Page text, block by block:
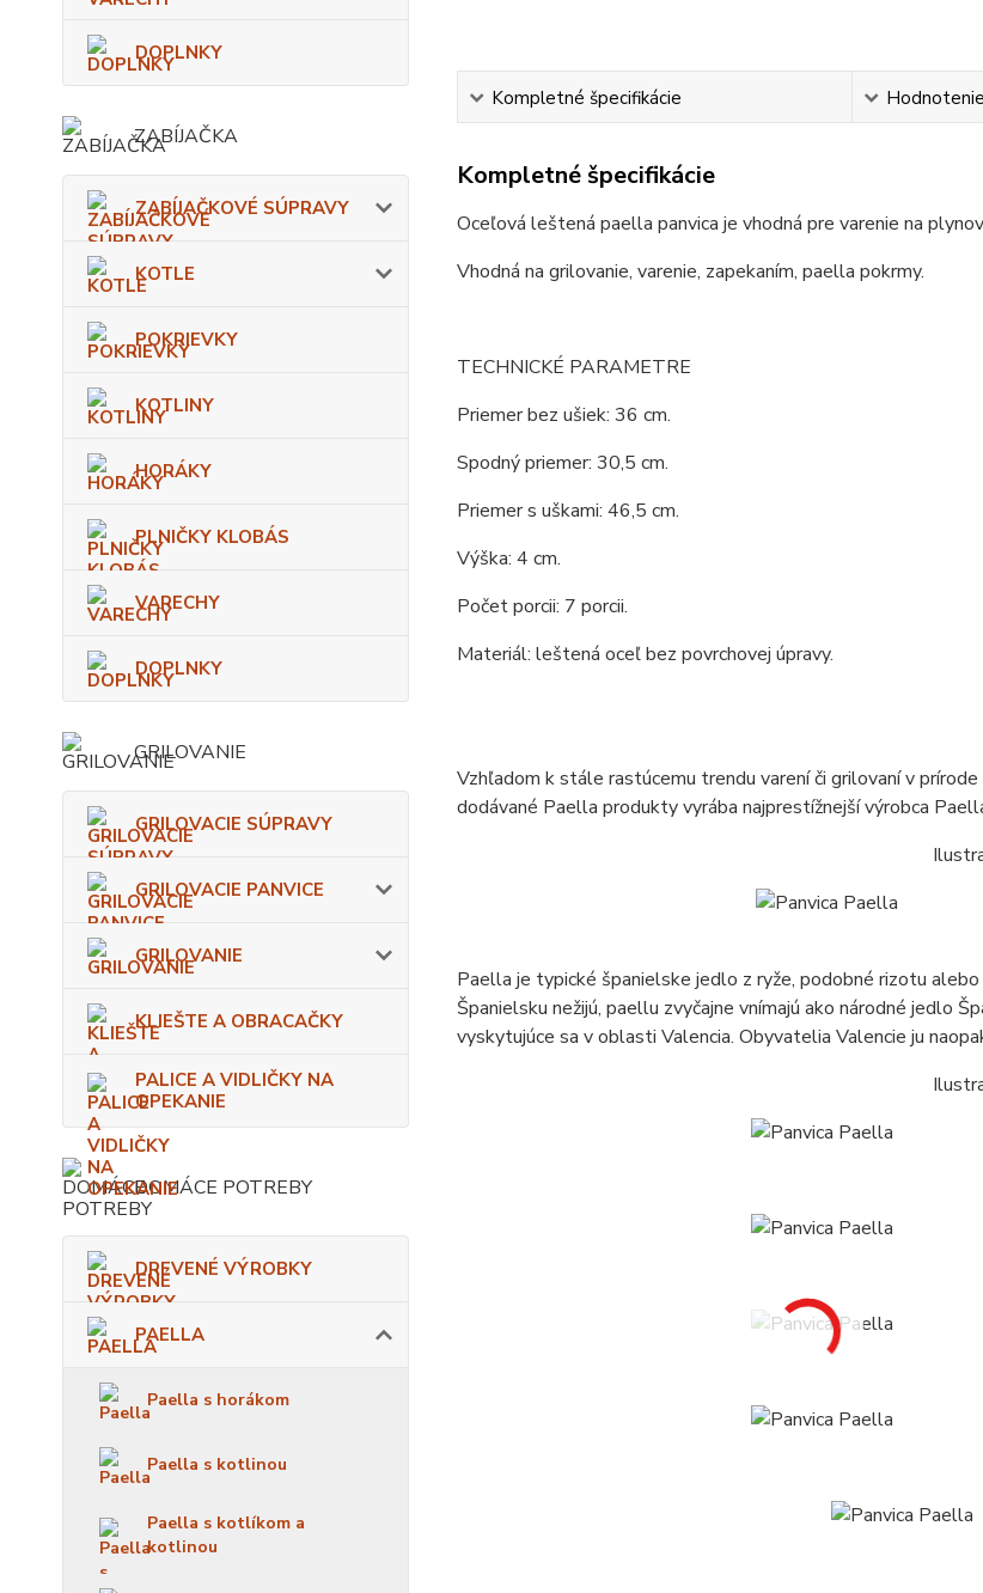
DOPLNKY
ZABÍJAČKA
ZABÍJAČKOVÉ SÚPRAVY
KOTLE
POKRIEVKY
KOTLINY
HORÁKY
PLNIČKY KLOBÁS
VARECHY
DOPLNKY
GRILOVANIE
GRILOVACIE SÚPRAVY
GRILOVACIE PANVICE
GRILOVANIE
KLIEŠTE A OBRACAČKY
PALICE A VIDLIČKY NA
OPEKANIE
DOMÁCE POTREBY
DREVENÉ VÝROBKY
PAELLA
Paella s horákom
Paella s kotlinou
Paella s kotlíkom a
kotlinou
Kompletné špecifikácie Hodnotenie
Kompletné špecifikácie
Oceľová leštená paella panvica je vhodná pre varenie na
Vhodná na grilovanie, varenie, zapekaním, paella pokrmy.
TECHNICKÉ PARAMETRE
Priemer bez ušiek: 36 cm.
Spodný priemer: 30,5 cm.
Priemer s uškami: 46,5 cm.
Výška: 4 cm.
Počet porcii: 7 porcii.
Materiál: leštená oceľ bez povrchovej úpravy.
Vzhľadom k stále rastúcemu trendu varení či grilovaní v
dodávané Paella produkty vyrába najprestížnejší výrobca
Paella je typické španielske jedlo z ryže, podobné rizotu
Španielsku nežijú, paellu zvyčajne vnímajú ako národné jedlo
vyskytujúce sa v oblasti Valencia. Obyvatelia Valencie ju